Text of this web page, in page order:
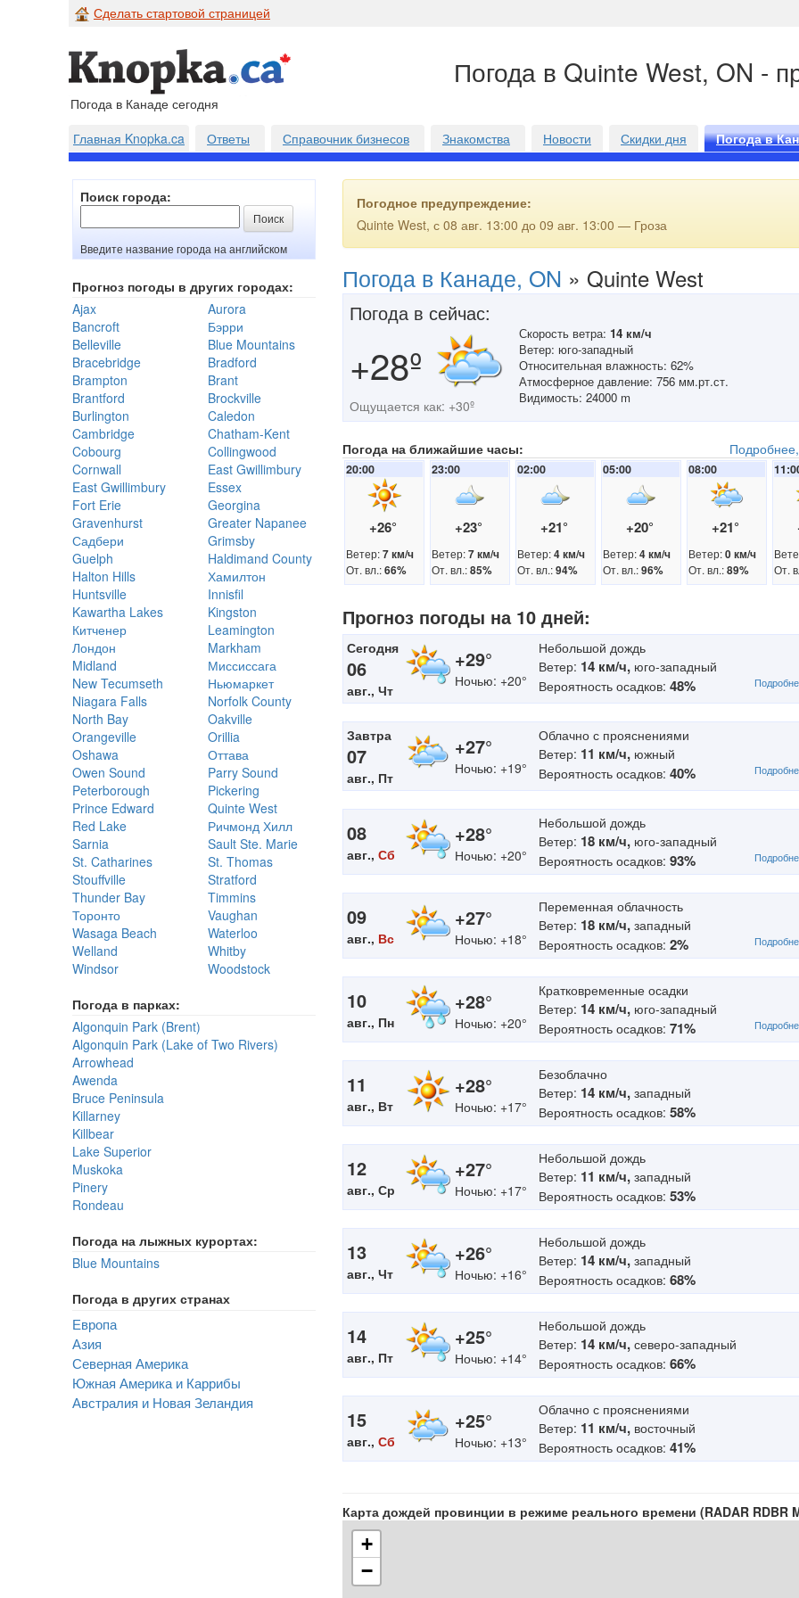
Сделать стартовой страницей
Пoгода в Канаде сегодня
Погода в Quinte West, ON -
Главная Knopka.ca Ответы Справочник бизнесов Знакомства Новости Скидки дня Погода в
Поиск города:
Введите название города на английском
Прогноз погоды в других городах:
Ajax
Aurora
Bancroft
Бэрри
Belleville
Blue Mountains
Bracebridge
Bradford
Brampton
Brant
Brantford
Brockville
Burlington
Caledon
Cambridge
Chatham-Kent
Cobourg
Collingwood
Cornwall
East Gwillimbury
East Gwillimbury
Essex
Fort Erie
Georgina
Gravenhurst
Greater Napanee
Садбери
Grimsby
Guelph
Haldimand County
Halton Hills
Хамилтон
Huntsville
Innisfil
Kawartha Lakes
Kingston
Китченер
Leamington
Лондон
Markham
Midland
Миссиссага
New Tecumseth
Ньюмаркет
Niagara Falls
Norfolk County
North Bay
Oakville
Orangeville
Orillia
Oshawa
Оттава
Owen Sound
Parry Sound
Peterborough
Pickering
Prince Edward
Quinte West
Red Lake
Ричмонд Хилл
Sarnia
Sault Ste. Marie
St. Catharines
St. Thomas
Stouffville
Stratford
Thunder Bay
Timmins
Торонто
Vaughan
Wasaga Beach
Waterloo
Welland
Whitby
Windsor
Woodstock
Погода в парках:
Algonquin Park (Brent)
Algonquin Park (Lake of Two Rivers)
Arrowhead
Awenda
Bruce Peninsula
Killarney
Killbear
Lake Superior
Muskoka
Pinery
Rondeau
Погода на лыжных курортах:
Blue Mountains
Погода в других странах
Европа
Азия
Северная Америка
Южная Америка и Каррибы
Австралия и Новая Зеландия
Погодное предупреждение:
Quinte West, с 08 авг. 13:00 до 09 авг. 13:00 — Гроза
Погода в Канаде, ON » Quinte West
Погода в сейчас:
+28º
Ощущается как: +30º
Скорость ветра: 14 км/ч
Ветер: юго-западный
Относительная влажность: 62%
Атмосферное давление: 756 мм.рт.ст.
Видимость: 24000 m
Погода на ближайшие часы:
20:00
+26°
Ветер:7 км/ч
От. вл.:66%
23:00
+23°
Ветер:7 км/ч
От. вл.:85%
02:00
+21°
Ветер:4 км/ч
От. вл.:94%
05:00
+20°
Ветер:4 км/ч
От. вл.:96%
08:00
+21°
Ветер:0 км/ч
От. вл.:89%
От.
Прогноз погоды на 10 дней:
Сегодня
06
авг., Чт
+29°
Ночью: +20°
Небольшой дождь
Ветер: 14 км/ч, юго-западный
Вероятность осадков: 48%
Завтра
07
авг., Пт
+27°
Ночью: +19°
Облачно с прояснениями
Ветер: 11 км/ч, южный
Вероятность осадков: 40%
08
авг., Сб
+28°
Ночью: +20°
Небольшой дождь
Ветер: 18 км/ч, юго-западный
Вероятность осадков: 93%
09
авг., Вс
+27°
Ночью: +18°
Переменная облачность
Ветер: 18 км/ч, западный
Вероятность осадков: 2%
10
авг., Пн
+28°
Ночью: +20°
Кратковременные осадки
Ветер: 14 км/ч, юго-западный
Вероятность осадков: 71%
11
авг., Вт
+28°
Ночью: +17°
Безоблачно
Ветер: 14 км/ч, западный
Вероятность осадков: 58%
12
авг., Ср
+27°
Ночью: +17°
Небольшой дождь
Ветер: 11 км/ч, западный
Вероятность осадков: 53%
13
авг., Чт
+26°
Ночью: +16°
Небольшой дождь
Ветер: 14 км/ч, западный
Вероятность осадков: 68%
14
авг., Пт
+25°
Ночью: +14°
Небольшой дождь
Ветер: 14 км/ч, северо-западный
Вероятность осадков: 66%
15
авг., Сб
+25°
Ночью: +13°
Облачно с прояснениями
Ветер: 11 км/ч, восточный
Вероятность осадков: 41%
Карта дождей провинции в режиме реального времени (RADAR RDBR
+
−